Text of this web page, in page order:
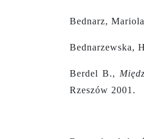
Bednarz,
Bednarzewska,
Berdel B.,
Rzeszów 2001.